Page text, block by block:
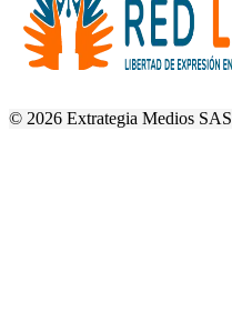
© 2026 Extrategia Medios SAS